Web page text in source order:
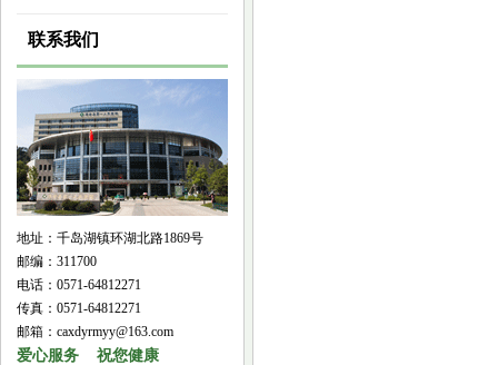
联系我们
地址：千岛湖镇环湖北路1869号
邮编：311700
电话：0571-64812271
传真：0571-64812271
邮箱：caxdyrmyy@163.com
爱心服务 祝您健康